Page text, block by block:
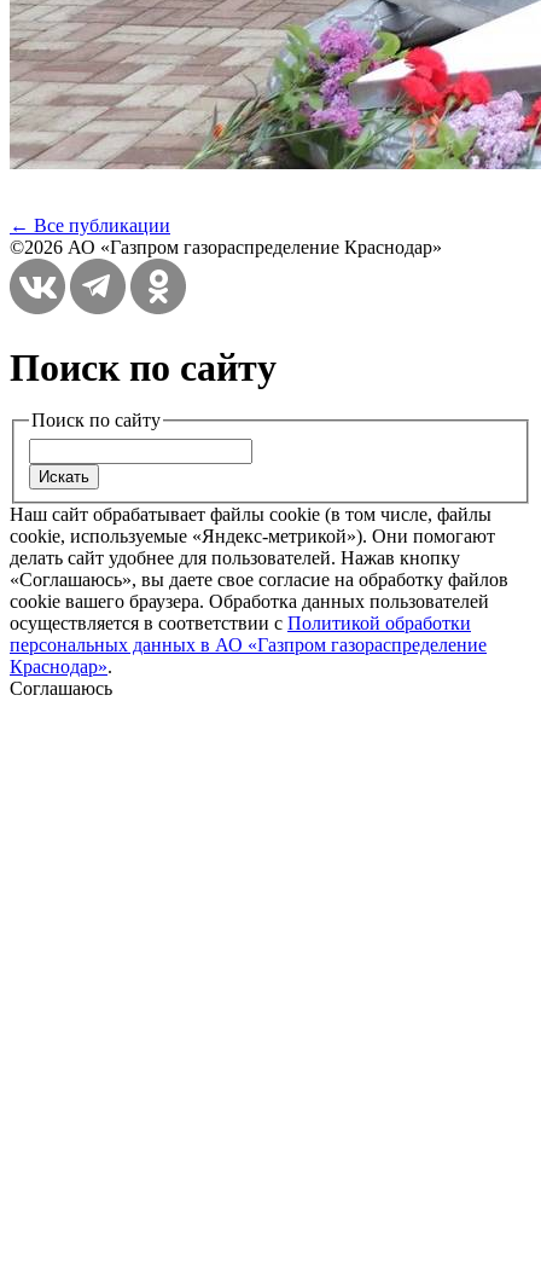
← Все публикации
©2026 АО «Газпром газораспределение Краснодар»
Поиск по сайту
Поиск по сайту
Наш сайт обрабатывает файлы cookie (в том числе, файлы
cookie, используемые «Яндекс-метрикой»). Они помогают
делать сайт удобнее для пользователей. Нажав кнопку
«Соглашаюсь», вы даете свое согласие на обработку файлов
cookie вашего браузера. Обработка данных пользователей
осуществляется в соответствии с Политикой обработки
персональных данных в АО «Газпром газораспределение
Краснодар».
Соглашаюсь